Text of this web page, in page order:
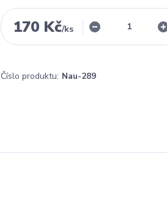
170 Kč/ks
Číslo produktu: Nau-289